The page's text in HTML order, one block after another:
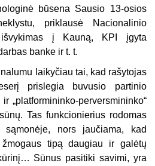
būsena Sausio 13-osios
priklausė Nacionalinio
išvykimas į Kauną, KPI įgyta
banke ir t. t.
laikyčiau tai, kad rašytojas
prislegia buvusio partinio
„platformininko-perversmininko“
Tas funkcionierius rodomas
nors jaučiama, kad
tipą daugiau ir galėtų
Sūnus pasitiki savimi, yra